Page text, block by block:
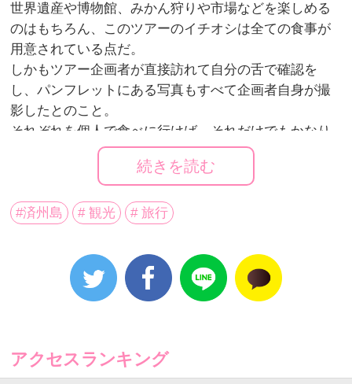
世界遺産や博物館、みかん狩りや市場などを楽しめる
のはもちろん、このツアーのイチオシは全ての食事が
用意されている点だ。
しかもツアー企画者が直接訪れて自分の舌で確認を
し、パンフレットにある写真もすべて企画者自身が撮
影したとのこと。
それぞれを個人で食べに行けば、それだけでもかなり
の金額になるというから驚きだ。自信をもって販売す
また、ホテルが毎日違うというのも変わっている。こ
多くの体験をして欲しいという事のようだ。
ホテルで特筆すべきは初日のホテルが“日出峰ビュー”だ
ということ。
がらにして見れるのだ。
2日目の朝は少し早起きをしてでも見るべきだろう。
続きを読む
#済州島 # 観光 # 旅行
アクセスランキング